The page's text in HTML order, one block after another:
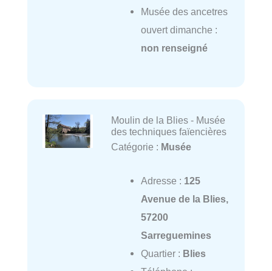
Musée des ancetres
ouvert dimanche :
non renseigné
Moulin de la Blies - Musée
des techniques faïencières
Catégorie : Musée
Adresse : 125
Avenue de la Blies,
57200
Sarreguemines
Quartier : Blies